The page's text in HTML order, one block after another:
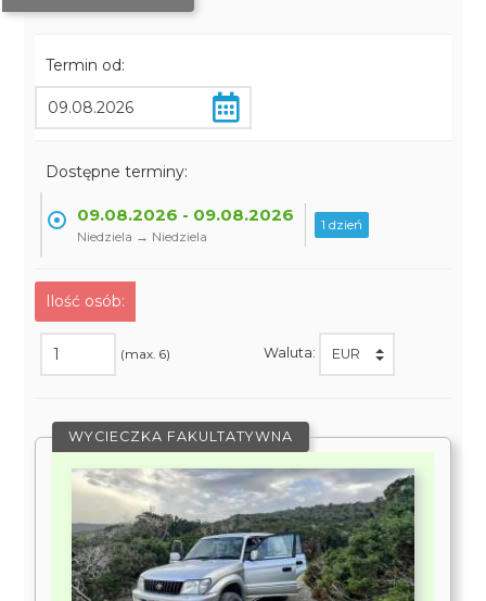
Termin od:
Dostępne terminy:
09.08.2026 - 09.08.2026
Niedziela → Niedziela
1 dzień
Ilość osób:
(max. 6) Waluta:
WYCIECZKA FAKULTATYWNA